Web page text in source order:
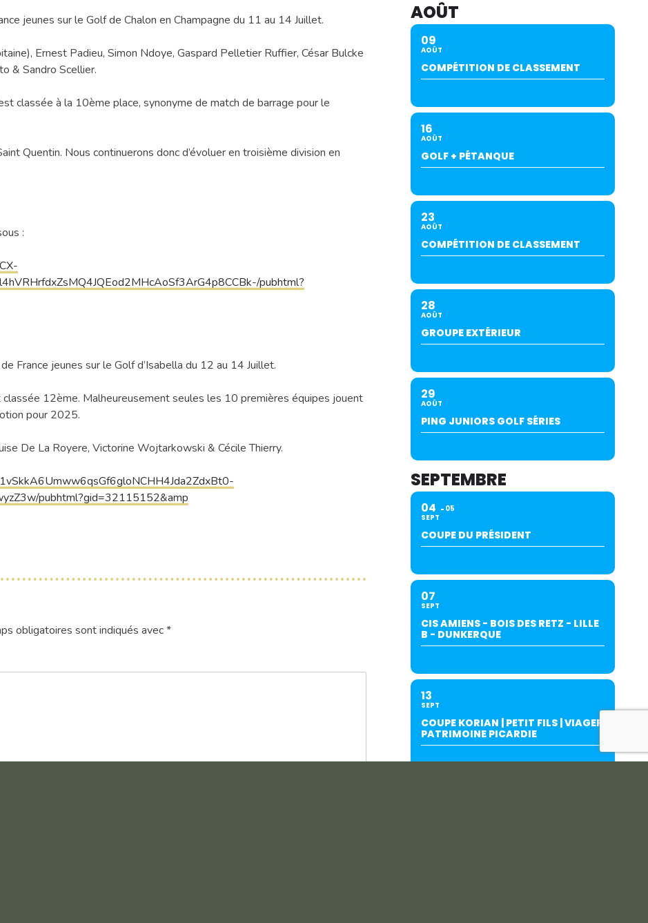
jeunes sur le Golf de Chalon en Champagne du 11 au 14 Juillet.
Ernest Padieu, Simon Ndoye, Gaspard Pelletier Ruffier, César Bulcke
& Sandro Scellier.
classée à la 10ème place, synonyme de match de barrage pour le
Quentin. Nous continuerons donc d’évoluer en troisième division en
:
pubhtml?
France jeunes sur le Golf d’Isabella du 12 au 14 Juillet.
12ème. Malheureusement seules les 10 premières équipes jouent
pour 2025.
De La Royere, Victorine Wojtarkowski & Cécile Thierry.
pubhtml?gid=32115152&amp
obligatoires sont indiqués avec*
AOÛT
09
AOÛT
COMPÉTITION DE CLASSEMENT
16
AOÛT
GOLF + PÉTANQUE
23
AOÛT
COMPÉTITION DE CLASSEMENT
28
AOÛT
GROUPE EXTÉRIEUR
29
AOÛT
PING JUNIORS GOLF SÉRIES
SEPTEMBRE
04
SEPT
05
COUPE DU PRÉSIDENT
07
SEPT
CIS AMIENS - BOIS DES RETZ - LILLE
B - DUNKERQUE
13
SEPT
COUPE KORIAN | PETIT FILS | VIAGER
PATRIMOINE PICARDIE